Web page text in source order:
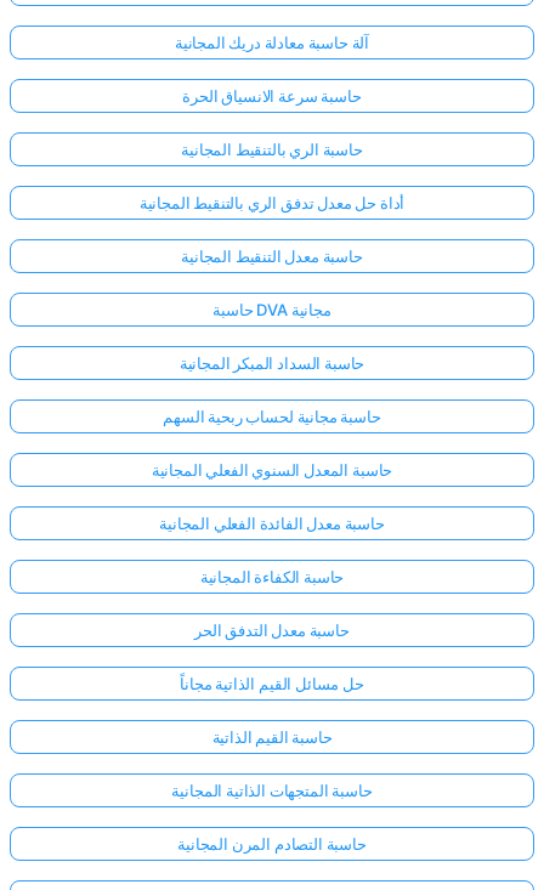
الدعم:
آلة حاسبة معادلة دريك المجانية
حاسبة سرعة الانسياق الحرة
حاسبة الري بالتنقيط المجانية
أداة حل معدل تدفق الري بالتنقيط المجانية
حاسبة معدل التنقيط المجانية
حاسبة DVA مجانية
حاسبة السداد المبكر المجانية
حاسبة مجانية لحساب ربحية السهم
حاسبة المعدل السنوي الفعلي المجانية
حاسبة معدل الفائدة الفعلي المجانية
حاسبة الكفاءة المجانية
حاسبة معدل التدفق الحر
حل مسائل القيم الذاتية مجاناً
حاسبة القيم الذاتية
حاسبة المتجهات الذاتية المجانية
حاسبة التصادم المرن المجانية